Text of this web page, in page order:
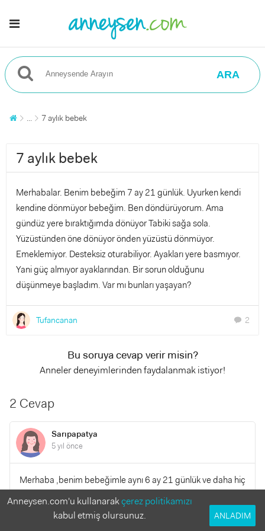
ARA
... 7 aylık bebek
7 aylık bebek
Merhabalar. Benim bebeğim 7 ay 21 günlük. Uyurken kendi
kendine dönmüyor bebeğim. Ben döndürüyorum. Ama
gündüz yere bıraktığımda dönüyor Tabiki sağa sola.
Yüzüstünden öne dönüyor önden yüzüstü dönmüyor.
Emeklemiyor. Desteksiz oturabiliyor. Ayakları yere basmıyor.
Yani güç almıyor ayaklarından. Bir sorun olduğunu
düşünmeye başladım. Var mı bunları yaşayan?
Tufancanan chat 2
Bu soruya cevap verir misin?
Anneler deneyimlerinden faydalanmak istiyor!
2 Cevap
Sarıpapatya
5 yıl önce
Merhaba ,benim bebeğimle aynı 6 ay 21 günlük ve daha hiç
dönemiyo gece hep sırt üstü yatıyo sağ sol yaptığımda
uyumuyo asla gündüz de daha dönme hareketimiz
başlamadı bile ben desteklersem ancak dönebiliyo .Her
Anneysen.com'u kullanarakçerez politikamızı
kabul etmiş olursunuz.
ANLADIM